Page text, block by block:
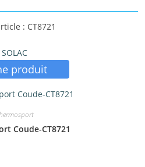
: CT8721
SOLAC
produit
Coude-CT8721